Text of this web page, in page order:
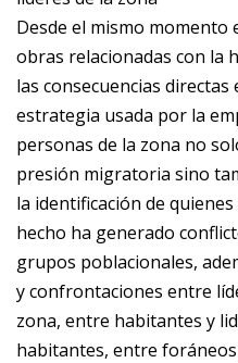
Desde el mismo momento
obras relacionadas con la
las consecuencias directas
estrategia usada por la
personas de la zona no
presión migratoria sino
la identificación de
hecho ha generado
grupos poblacionales,
y confrontaciones entre
zona, entre habitantes y
habitantes, entre foráneos